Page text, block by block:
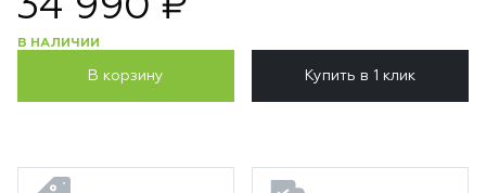
В НАЛИЧИИ
В корзину Купить в 1 клик